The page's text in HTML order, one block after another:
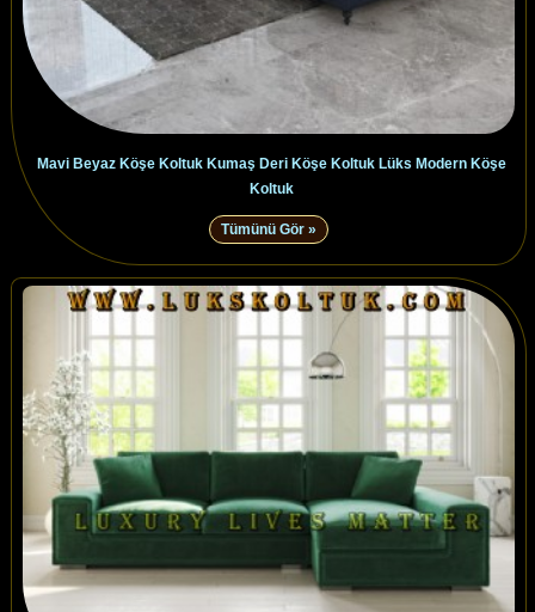
Mavi Beyaz Köşe Koltuk Kumaş Deri Köşe Koltuk Lüks Modern Köşe
Koltuk
Tümünü Gör »